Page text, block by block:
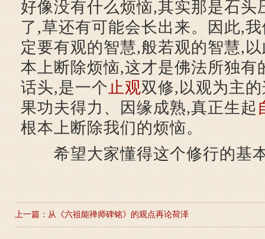
好像没有什么烦恼,其实那是石头
了,草还有可能会长出来。因此,
定要有观的智慧,般若观的智慧,
本上断除烦恼,这才是佛法所独有
话头,是一个止观双修,以观为主
果功夫得力、因缘成熟,真正生起
根本上断除我们的烦恼。
希望大家懂得这个修行的基
上一篇： 从《六祖能禅师碑铭》的观点再论荷泽